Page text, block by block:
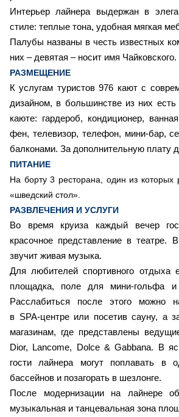
Интерьер лайнера выдержан в
стиле: теплые тона, удобная мягкая
Палубы названы в честь известных
них – девятая – носит имя Чайковского.
РАЗМЕЩЕНИЕ
К услугам туристов 976 кают с
дизайном, в большинстве из них
каюте: гардероб, кондиционер,
фен, телевизор, телефон, мини-бар,
балконами. За дополнительную плату
ПИТАНИЕ
На борту 3 ресторана, один из которых
«шведский стол».
РАЗВЛЕЧЕНИЯ И УСЛУГИ
Во время круиза каждый вечер
красочное представление в театре.
звучит живая музыка.
Для любителей спортивного отдыха
площадка, поле для мини-гольфа и
Расслабиться после этого можно
в SPA-центре или посетив сауну, а
магазинам, где представлены
Dior, Lancome, Dolce & Gabbana. В
гости лайнера могут поплавать в
бассейнов и позагорать в шезлонге.
После модернизации на лайнере
музыкальная и танцевальная зона